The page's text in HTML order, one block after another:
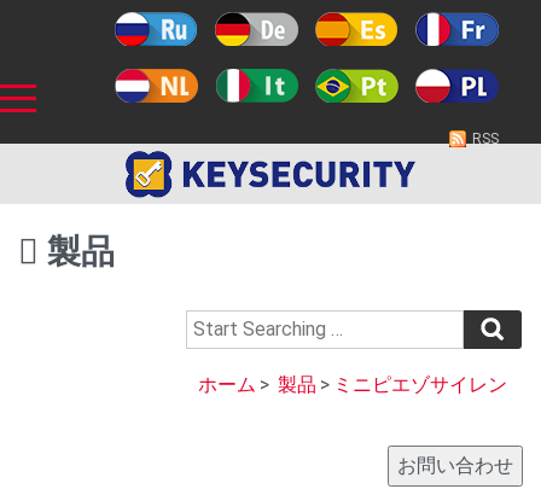
RSS
製品
ホーム > 製品 > ミニピエゾサイレン